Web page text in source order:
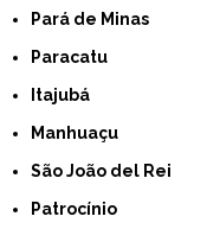
Pará de Minas
Paracatu
Itajubá
Manhuaçu
São João del Rei
Patrocínio